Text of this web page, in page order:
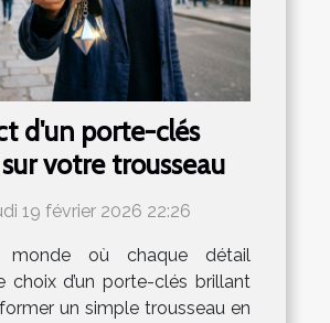
d'un porte-clés
votre trousseau
19 février 2026 22:26
monde où chaque détail
choix d’un porte-clés brillant
un simple trousseau en